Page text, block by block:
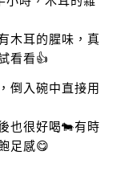
木耳的腥味，真
看看👍
倒入碗中直接用
也很好喝🐄有時
足感😋